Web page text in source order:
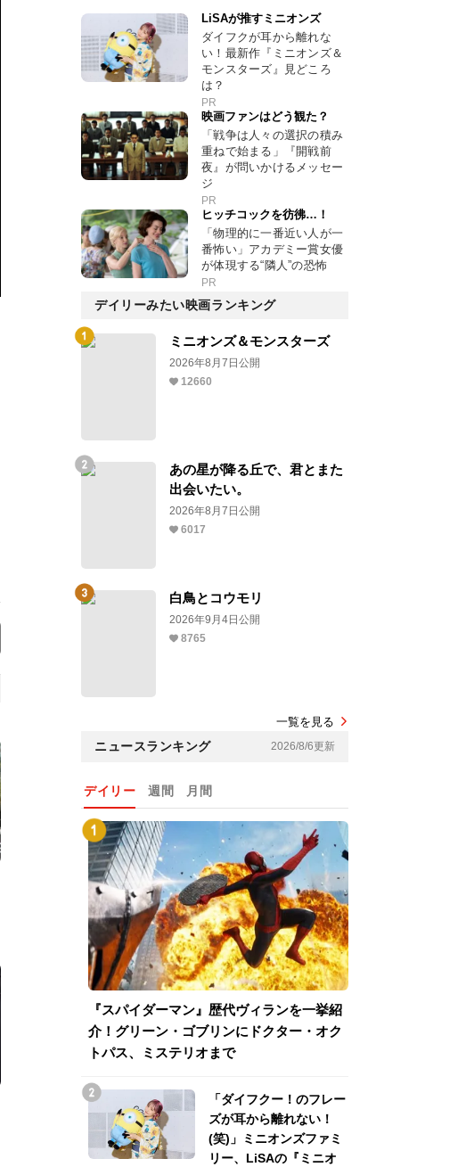
LiSAが推すミニオンズ
ダイフクが耳から離れな
い！最新作『ミニオンズ＆
モンスターズ』見どころ
は？
PR
映画ファンはどう観た？
「戦争は人々の選択の積み
重ねで始まる」『開戦前
夜』が問いかけるメッセー
ジ
PR
ヒッチコックを彷彿…！
「物理的に一番近い人が一
番怖い」アカデミー賞女優
が体現する“隣人”の恐怖
PR
デイリーみたい映画ランキング
ミニオンズ＆モンスターズ
2026年8月7日公開
12660
あの星が降る丘で、君とまた
出会いたい。
2026年8月7日公開
6017
白鳥とコウモリ
2026年9月4日公開
8765
一覧を見る
ニュースランキング 2026/8/6更新
デイリー 週間 月間
『スパイダーマン』歴代ヴィランを一挙紹
介！グリーン・ゴブリンにドクター・オク
トパス、ミステリオまで
「ダイフクー！のフレー
ズが耳から離れない！
(笑)」ミニオンズファミ
リー、LiSAの『ミニオ